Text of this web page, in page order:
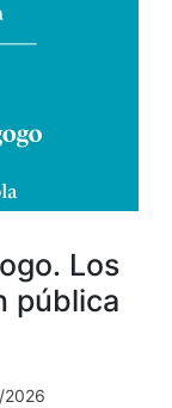
Los
pública